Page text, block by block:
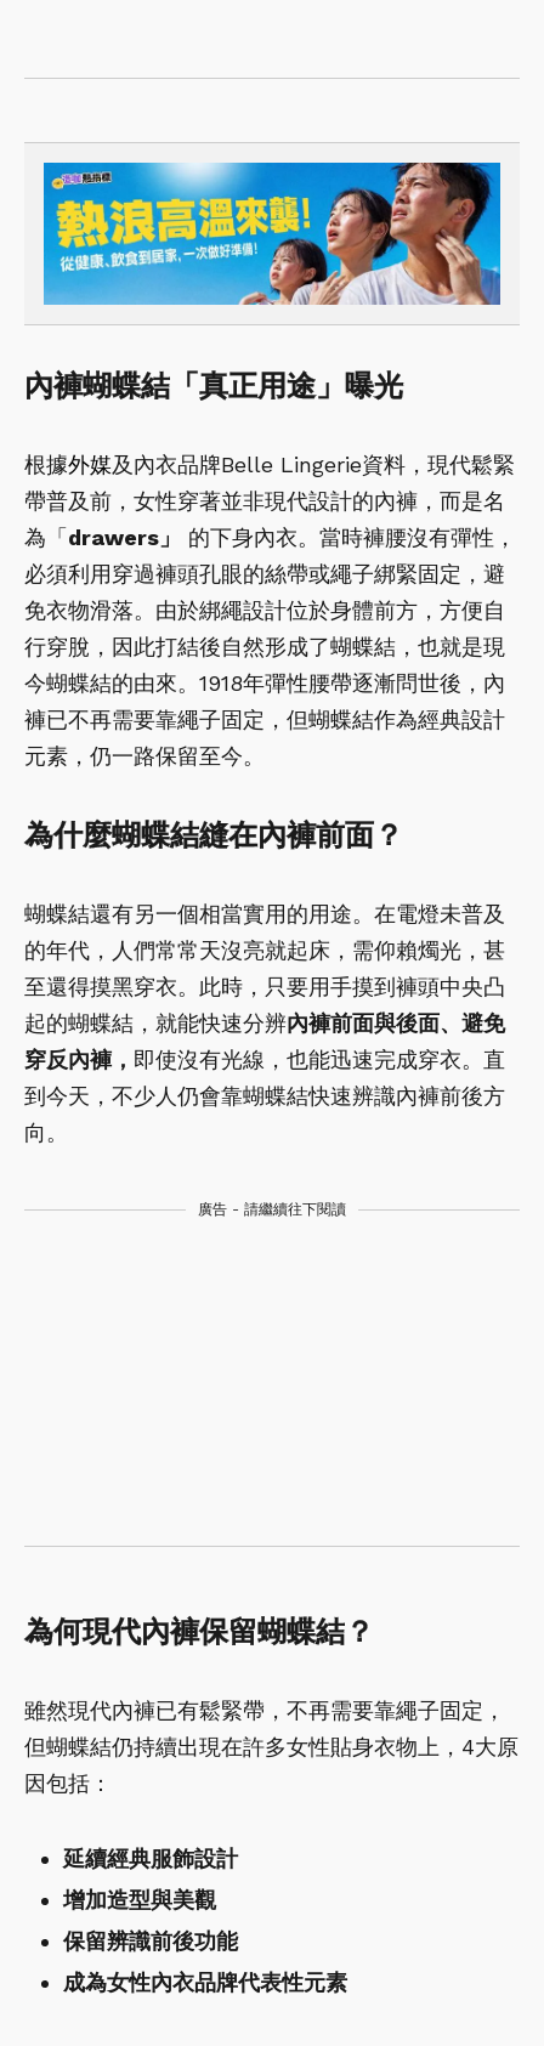
內褲蝴蝶結「真正用途」曝光
根據外媒及內衣品牌Belle Lingerie資料，現代鬆緊
帶普及前，女性穿著並非現代設計的內褲，而是名
為「 drawers」
的下身內衣。當時褲腰沒有彈性，
必須利用穿過褲頭孔眼的絲帶或繩子綁緊固定，避
免衣物滑落。由於綁繩設計位於身體前方，方便自
行穿脫，因此打結後自然形成了蝴蝶結，也就是現
今蝴蝶結的由來。1918年彈性腰帶逐漸問世後，內
褲已不再需要靠繩子固定，但蝴蝶結作為經典設計
元素，仍一路保留至今。
為什麼蝴蝶結縫在內褲前面？
蝴蝶結還有另一個相當實用的用途。在電燈未普及
的年代，人們常常天沒亮就起床，需仰賴燭光，甚
至還得摸黑穿衣。此時，只要用手摸到褲頭中央凸
起的蝴蝶結，就能快速分辨內褲前面與後面、避免
穿反內褲， 即使沒有光線，也能迅速完成穿衣。直
到今天，不少人仍會靠蝴蝶結快速辨識內褲前後方
向。
廣告 - 請繼續往下閱讀
為何現代內褲保留蝴蝶結？
雖然現代內褲已有鬆緊帶，不再需要靠繩子固定，
但蝴蝶結仍持續出現在許多女性貼身衣物上，4大原
因包括：
延續經典服飾設計
增加造型與美觀
保留辨識前後功能
成為女性內衣品牌代表性元素